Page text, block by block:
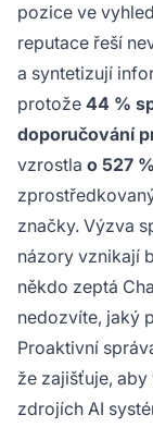
pozice ve
reputace řeší
a syntetizují
protože 44 %
doporučování
vzrostla o 527
značky. Výzva
názory vznikají
někdo zeptá
nedozvíte, jaký
Proaktivní
že zajišťuje,
zdrojích AI